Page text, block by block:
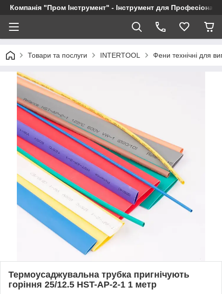
Компанія "Пром Інструмент" - Інструмент для
Товари та послуги INTERTOOL Фени технічні для
Термоусаджувальна трубка пригнічують
горіння 25/12.5 HST-AP-2-1 1 метр